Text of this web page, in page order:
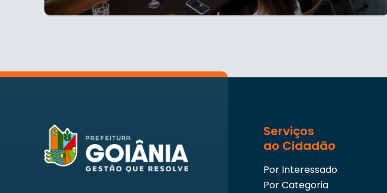
Serviços
ao Cidadão
Por Interessado
Por Categoria